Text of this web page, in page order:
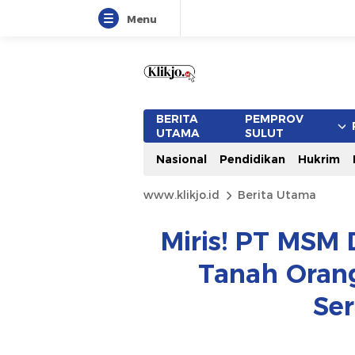
Menu
BERITA
UTAMA
PEMPROV
SULUT
Nasional Pendidikan Hukrim
www.klikjo.id Berita Utama
Miris! PT
Tanah